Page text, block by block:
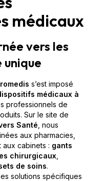
médicaux
vers les
unique
s’est imposé
médicaux à
professionnels de
Sur le site de
Santé , nous
aux pharmacies,
aux cabinets : gants
chirurgicaux
de soins.
solutions spécifiques